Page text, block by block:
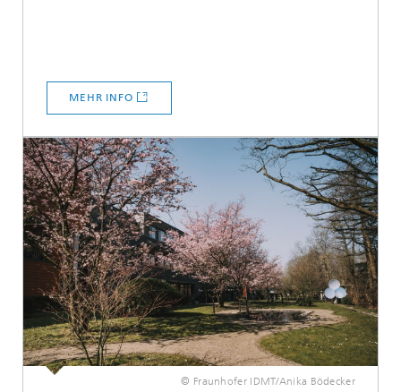
MEHR INFO
© Fraunhofer IDMT/Anika Bödecker